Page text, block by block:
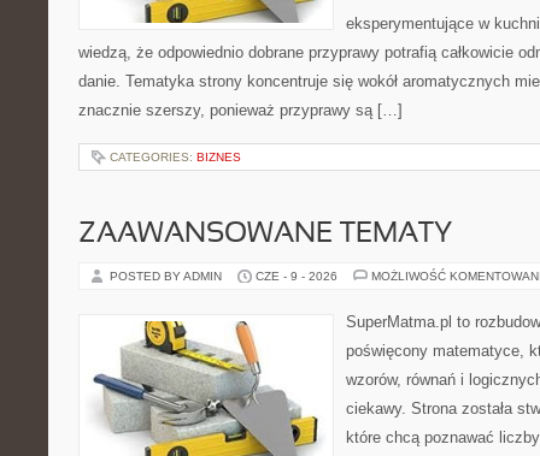
eksperymentujące w
wiedzą, że odpowiednio dobrane przyprawy potrafią całkowicie
danie. Tematyka strony koncentruje się wokół aromatycznych
znacznie szerszy, ponieważ przyprawy są […]
CATEGORIES: BIZNES
ZAAWANSOWANE TEMATY
POSTED BY ADMIN CZE - 9 - 2026 MOŻLIWOŚĆ
SuperMatma.pl to
poświęcony matematyce,
wzorów, równań i
ciekawy. Strona została
które chcą poznawać